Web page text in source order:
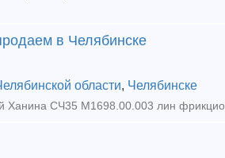
в Челябинске
области, Челябинске